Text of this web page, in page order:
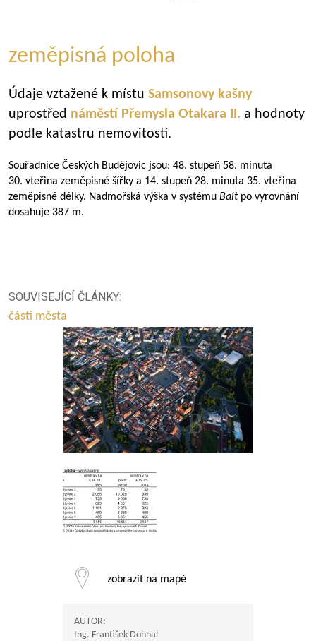
zeměpisná poloha
Údaje vztažené k místu Samsonovy kašny
uprostřed náměstí Přemysla Otakara II. a hodnoty
podle katastru nemovitostí.
Souřadnice Českých Budějovic jsou: 48. stupeň 58. minuta
30. vteřina zeměpisné šířky a 14. stupeň 28. minuta 35. vteřina
zeměpisné délky. Nadmořská výška v systému Balt po vyrovnání
dosahuje 387 m.
SOUVISEJÍCÍ ČLÁNKY:
části města
zobrazit na mapě
AUTOR:
Ing. František Dohnal